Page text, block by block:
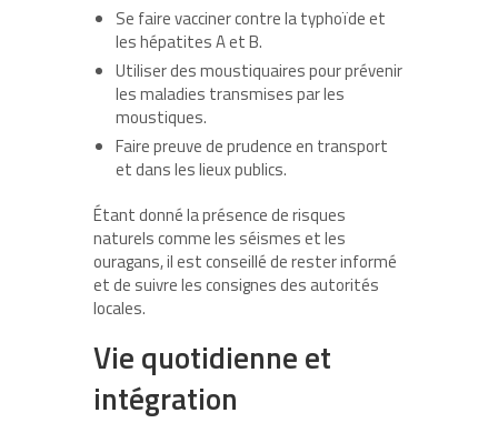
Se faire vacciner contre la typhoïde et
les hépatites A et B.
Utiliser des moustiquaires pour prévenir
les maladies transmises par les
moustiques.
Faire preuve de prudence en transport
et dans les lieux publics.
Étant donné la présence de risques
naturels comme les séismes et les
ouragans, il est conseillé de rester informé
et de suivre les consignes des autorités
locales.
Vie quotidienne et
intégration